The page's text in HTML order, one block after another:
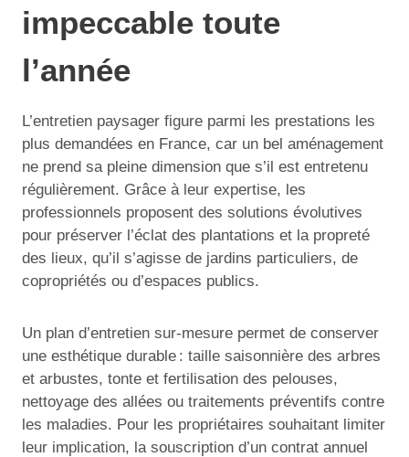
impeccable toute
l’année
L’entretien paysager figure parmi les prestations les
plus demandées en France, car un bel aménagement
ne prend sa pleine dimension que s’il est entretenu
régulièrement. Grâce à leur expertise, les
professionnels proposent des solutions évolutives
pour préserver l’éclat des plantations et la propreté
des lieux, qu’il s’agisse de jardins particuliers, de
copropriétés ou d’espaces publics.
Un plan d’entretien sur-mesure permet de conserver
une esthétique durable : taille saisonnière des arbres
et arbustes, tonte et fertilisation des pelouses,
nettoyage des allées ou traitements préventifs contre
les maladies. Pour les propriétaires souhaitant limiter
leur implication, la souscription d’un contrat annuel